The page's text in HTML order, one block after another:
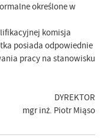
określone w
komisja
posiada odpowiednie
pracy na stanowisku
DYREKTOR
mgr inż. Piotr Miąso